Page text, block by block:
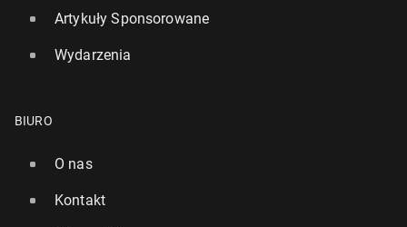
Artykuły Sponsorowane
Wydarzenia
BIURO
O nas
Kontakt